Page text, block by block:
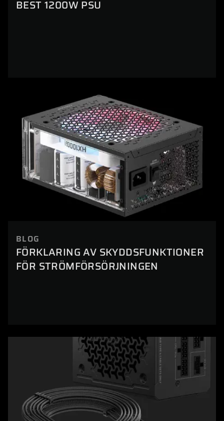
BEST 1200W PSU
BLOG
FÖRKLARING AV SKYDDSFUNKTIONER
FÖR STRÖMFÖRSÖRJNINGEN